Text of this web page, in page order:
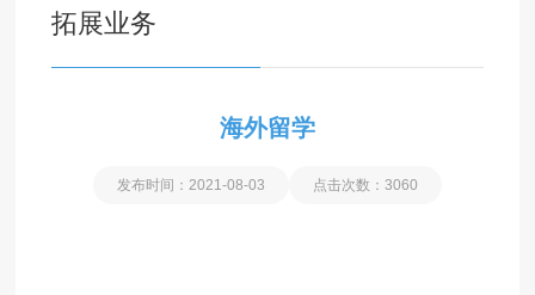
拓展业务
海外留学
发布时间：2021-08-03 点击次数：3060